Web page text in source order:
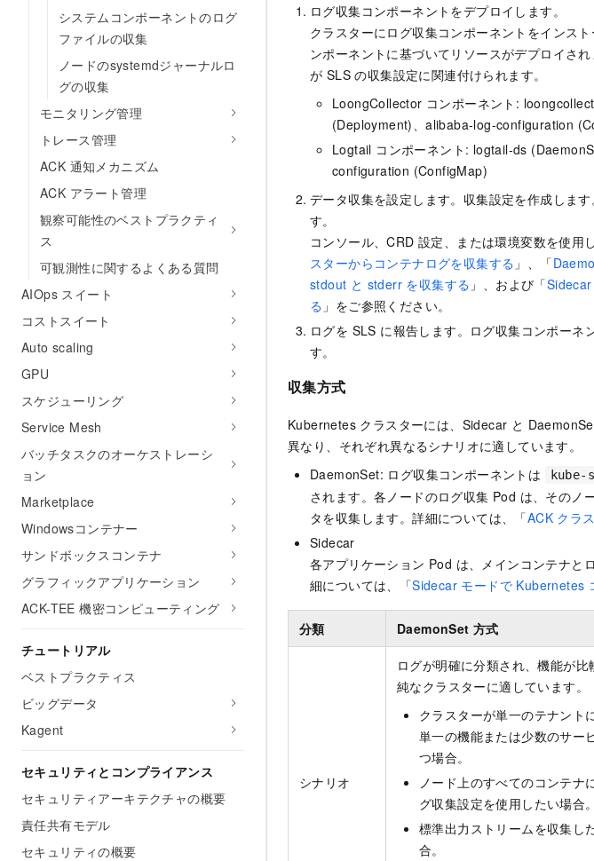
システムコンポーネントのログ
ファイルの収集
ノードのsystemdジャーナルロ
グの収集
モニタリング管理
トレース管理
ACK 通知メカニズム
ACK アラート管理
観察可能性のベストプラクティ
ス
可観測性に関するよくある質問
AIOps スイート
コストスイート
Auto scaling
GPU
スケジューリング
Service Mesh
バッチタスクのオーケストレーシ
ョン
Marketplace
Windowsコンテナー
サンドボックスコンテナ
グラフィックアプリケーション
ACK-TEE 機密コンピューティング
チュートリアル
ベストプラクティス
ビッグデータ
Kagent
セキュリティとコンプライアンス
セキュリティアーキテクチャの概要
責任共有モデル
セキュリティの概要
ログ収集コンポーネントをデプロイします。
クラスターにログ収集コンポーネントをインス
ンポーネントに基づいてリソースがデプロイさ
が SLS の収集設定に関連付けられます。
LoongCollector コンポーネント:
(Deployment)、alibaba-log-configuration
Logtail コンポーネント: logtail-ds
configuration (ConfigMap)
データ収集を設定します。収集設定を作成しま
す。
コンソール、CRD 設定、または環境変数を使
スターからコンテナログを収集する 」、「
stdout と stderr を収集する 」、および「
る 」をご参照ください。
ログを SLS に報告します。ログ収集コンポーネ
す。
収集方式
Kubernetes クラスターには、Sidecar と
異なり、それぞれ異なるシナリオに適しています。
DaemonSet: ログ収集コンポーネントは
kube-
されます。各ノードのログ収集 Pod は、そのノ
タを収集します。詳細については、「ACK クラ
Sidecar
各アプリケーション Pod は、メインコンテナと
細については、「Sidecar モードで Kubernetes
分類 DaemonSet 方式
シナリオ
ログが明確に分類され、機能が比
純なクラスターに適しています。
クラスターが単一のテナント
単一の機能または少数のサー
つ場合。
ノード上のすべてのコンテナ
グ収集設定を使用したい場合。
標準出力ストリームを収集し
合。